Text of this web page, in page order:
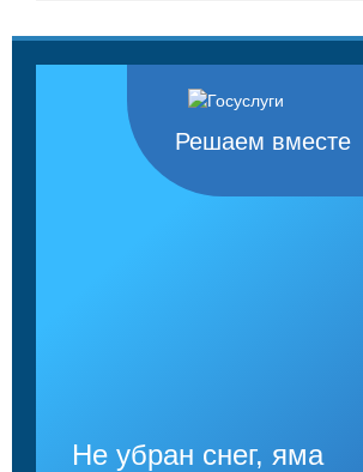
Решаем вместе
Не убран снег, яма